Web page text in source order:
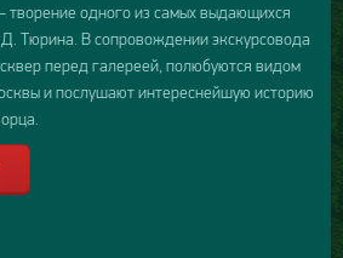
творение одного из самых выдающихся
Тюрина. В сопровождении экскурсовода
перед галереей, полюбуются видом
и послушают интереснейшую историю